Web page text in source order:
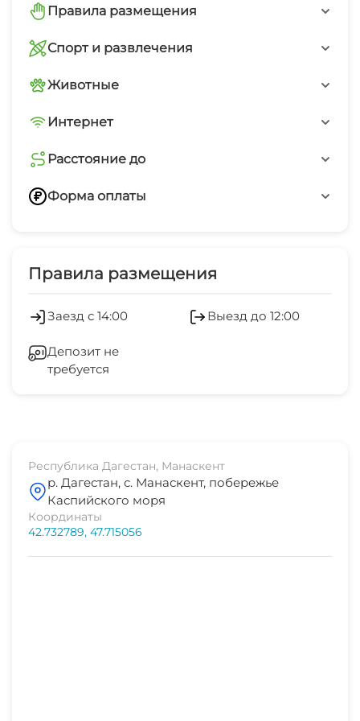
Детский бассейн
Качели
Песочница
Открытая парковка на территории
Правила размещения
Запрещено курить в номерах
Спорт и развлечения
Настольный теннис
Бильярд
Животные
Без животных
Интернет
Бесплатный WiFi
Расстояние до
Расстояние до моря
Форма оплаты
Наличные
Правила размещения
Заезд с 14:00 Выезд до 12:00
Депозит не
требуется
Республика Дагестан, Манаскент
р. Дагестан, с. Манаскент, побережье
Каспийского моря
Координаты
42.732789, 47.715056